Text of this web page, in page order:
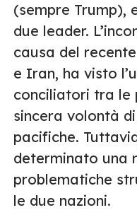
(sempre Trump),
due leader.
causa del
e Iran, ha visto
conciliatori tra le
sincera volontà
pacifiche.
determinato una
problematiche
le due nazioni.